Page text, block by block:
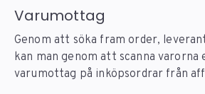
Varumottag
Genom att söka fram order,
kan man genom att scanna varorna
varumottag på inköpsordrar från